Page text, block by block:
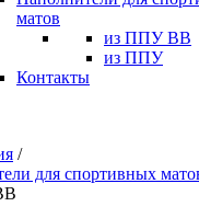
матов
из ППУ ВВ
из ППУ
Контакты
/
для спортивных